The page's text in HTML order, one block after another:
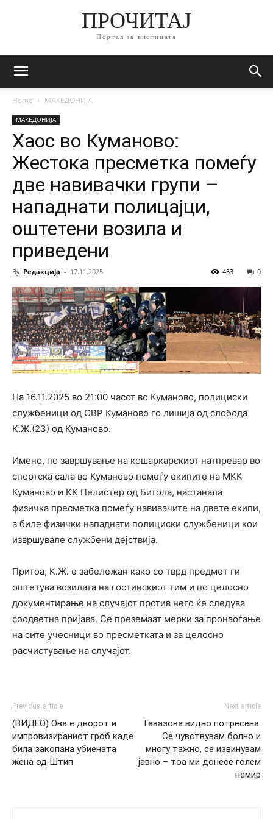
ПРОЧИТАЈ
Портал за вистината
Home МАКЕДОНИЈА
МАКЕДОНИЈА
Хаос во Куманово:
Жестока пресметка помеѓу
две навивачки групи –
нападнати полицајци,
оштетени возила и
приведени
By Редакција - 17.11.2025 0
453
На 16.11.2025 во 21:00 часот во Куманово, полициски
службеници од СВР Куманово го лишија од слобода
К.Ж.(23) од Куманово.
Имено, по завршување на кошаркарскиот натпревар во
спортска сала во Куманово помеѓу екипите на МКК
Куманово и КК Пелистер од Битола, настанала
физичка пресметка помеѓу навивачите на двете екипи,
а биле физички нападнати полициски службеници кои
извршувале службени дејствија.
Притоа, К.Ж. е забележан како со тврд предмет ги
оштетува возилата на гостинскиот тим и по целосно
документирање на случајот против него ќе следува
соодветна пријава. Се преземаат мерки за пронаоѓање
на сите учесници во пресметката и за целосно
расчистување на случајот.
Previous article
(ВИДЕО) Ова е дворот и
импровизираниот гроб каде
била закопана убиената
жена од Штип
Next article
Гавазова видно потресена:
Се чувствувам болно и
многу тажно, се извинувам
јавно – тоа ми донесе голем
немир